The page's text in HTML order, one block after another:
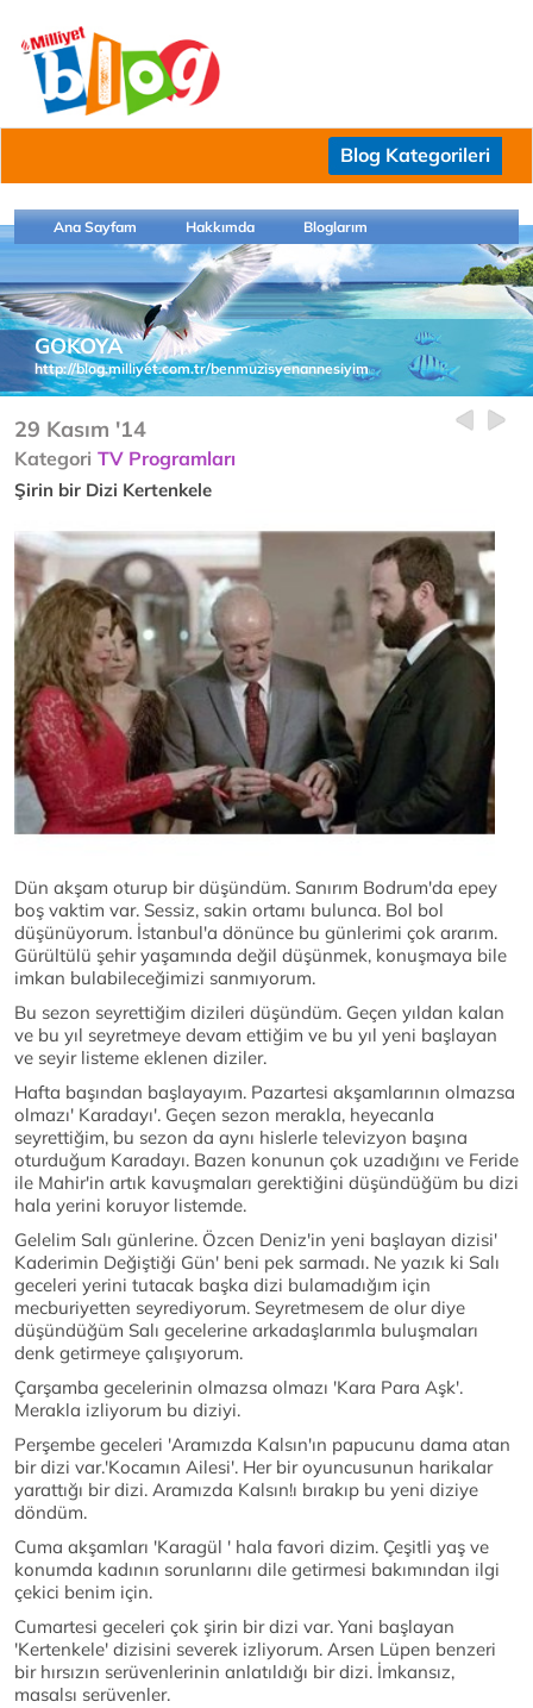
Blog Kategorileri
Ana Sayfam Hakkımda Bloglarım
GOKOYA
http://blog.milliyet.com.tr/benmuzisyenannesiyim
29 Kasım '14
Kategori TV Programları
Şirin bir Dizi Kertenkele
Dün akşam oturup bir düşündüm. Sanırım Bodrum'da epey
boş vaktim var. Sessiz, sakin ortamı bulunca. Bol bol
düşünüyorum. İstanbul'a dönünce bu günlerimi çok ararım.
Gürültülü şehir yaşamında değil düşünmek, konuşmaya bile
imkan bulabileceğimizi sanmıyorum.
Bu sezon seyrettiğim dizileri düşündüm. Geçen yıldan kalan
ve bu yıl seyretmeye devam ettiğim ve bu yıl yeni başlayan
ve seyir listeme eklenen diziler.
Hafta başından başlayayım. Pazartesi akşamlarının olmazsa
olmazı' Karadayı'. Geçen sezon merakla, heyecanla
seyrettiğim, bu sezon da aynı hislerle televizyon başına
oturduğum Karadayı. Bazen konunun çok uzadığını ve Feride
ile Mahir'in artık kavuşmaları gerektiğini düşündüğüm bu dizi
hala yerini koruyor listemde.
Gelelim Salı günlerine. Özcen Deniz'in yeni başlayan dizisi'
Kaderimin Değiştiği Gün' beni pek sarmadı. Ne yazık ki Salı
geceleri yerini tutacak başka dizi bulamadığım için
mecburiyetten seyrediyorum. Seyretmesem de olur diye
düşündüğüm Salı gecelerine arkadaşlarımla buluşmaları
denk getirmeye çalışıyorum.
Çarşamba gecelerinin olmazsa olmazı 'Kara Para Aşk'.
Merakla izliyorum bu diziyi.
Perşembe geceleri 'Aramızda Kalsın'ın papucunu dama atan
bir dizi var.'Kocamın Ailesi'. Her bir oyuncusunun harikalar
yarattığı bir dizi. Aramızda Kalsın!ı bırakıp bu yeni diziye
döndüm.
Cuma akşamları 'Karagül ' hala favori dizim. Çeşitli yaş ve
konumda kadının sorunlarını dile getirmesi bakımından ilgi
çekici benim için.
Cumartesi geceleri çok şirin bir dizi var. Yani başlayan
'Kertenkele' dizisini severek izliyorum. Arsen Lüpen benzeri
bir hırsızın serüvenlerinin anlatıldığı bir dizi. İmkansız,
masalsı serüvenler.